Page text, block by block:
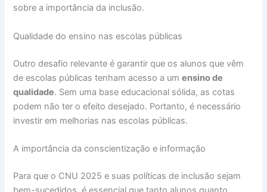
sobre a importância da inclusão.
Qualidade do ensino nas escolas públicas
Outro desafio relevante é garantir que os alunos que vêm
de escolas públicas tenham acesso a umensino de
qualidade. Sem uma base educacional sólida, as cotas
podem não ter o efeito desejado. Portanto, é necessário
investir em melhorias nas escolas públicas.
A importância da conscientização e informação
Para que o CNU 2025 e suas políticas de inclusão sejam